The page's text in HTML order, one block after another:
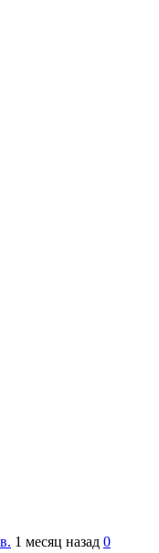
1 месяц назад 0